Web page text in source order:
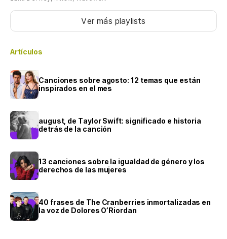
Ver más playlists
Artículos
Canciones sobre agosto: 12 temas que están
inspirados en el mes
august, de Taylor Swift: significado e historia
detrás de la canción
13 canciones sobre la igualdad de género y los
derechos de las mujeres
40 frases de The Cranberries inmortalizadas en
la voz de Dolores O’Riordan